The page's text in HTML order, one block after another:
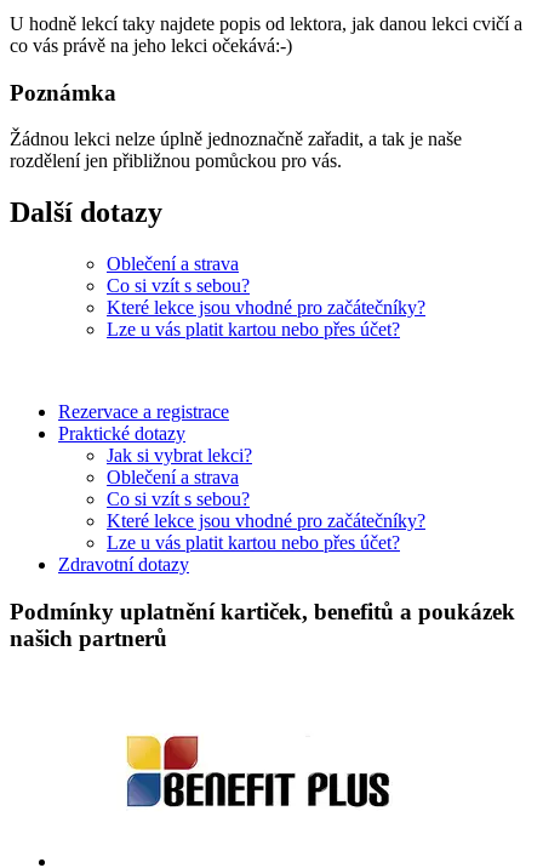
U hodně lekcí taky najdete popis od lektora, jak danou lekci cvičí a
co vás právě na jeho lekci očekává:-)
Poznámka
Žádnou lekci nelze úplně jednoznačně zařadit, a tak je naše
rozdělení jen přibližnou pomůckou pro vás.
Další dotazy
Oblečení a strava
Co si vzít s sebou?
Které lekce jsou vhodné pro začátečníky?
Lze u vás platit kartou nebo přes účet?
Rezervace a registrace
Praktické dotazy
Jak si vybrat lekci?
Oblečení a strava
Co si vzít s sebou?
Které lekce jsou vhodné pro začátečníky?
Lze u vás platit kartou nebo přes účet?
Zdravotní dotazy
Podmínky uplatnění kartiček, benefitů a poukázek
našich partnerů